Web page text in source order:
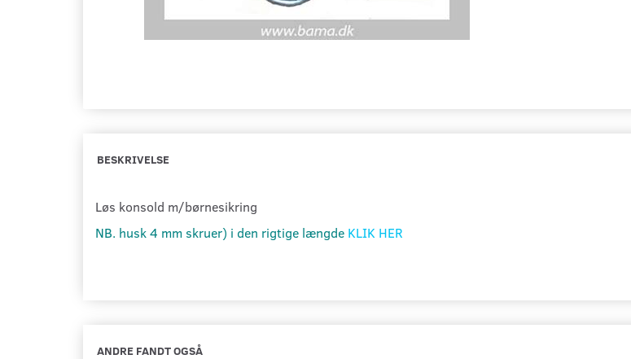
BESKRIVELSE
Løs konsold m/børnesikring
NB. husk 4 mm skruer) i den rigtige længde KLIK HER
ANDRE FANDT OGSÅ